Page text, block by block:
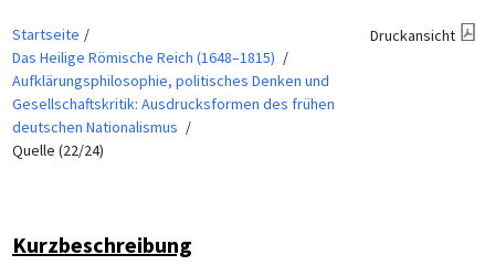
Startseite
Das Heilige Römische Reich (1648–1815)
Aufklärungsphilosophie, politisches Denken und
Gesellschaftskritik: Ausdrucksformen des frühen
deutschen Nationalismus
Quelle (22/24)
Druckansicht
Kurzbeschreibung